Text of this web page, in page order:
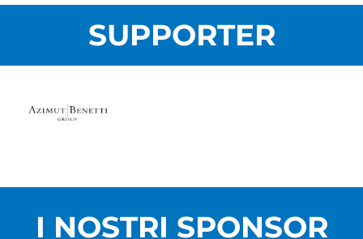
SUPPORTER
I NOSTRI SPONSOR